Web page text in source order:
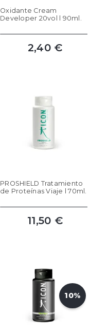
Oxidante Cream
Developer 20vol l 90ml.
2,40 €
PROSHIELD Tratamiento
de Proteínas Viaje l 70ml.
11,50 €
10%